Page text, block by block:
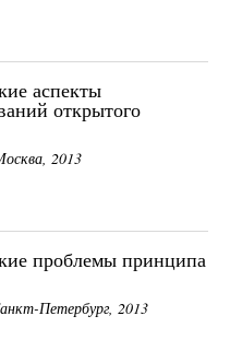
аспекты
открытого
2013
проблемы принципа
Петербург, 2013